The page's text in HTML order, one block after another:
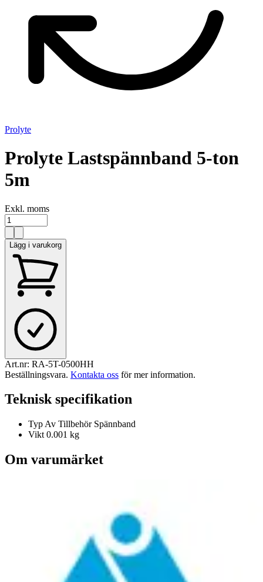
Prolyte
Prolyte Lastspännband 5-ton
5m
Exkl. moms
Lägg i varukorg
Art.nr: RA-5T-0500HH
Beställningsvara. Kontakta oss för mer information.
Teknisk specifikation
Typ Av TillbehörSpännband
Vikt 0.001 kg
Om varumärket